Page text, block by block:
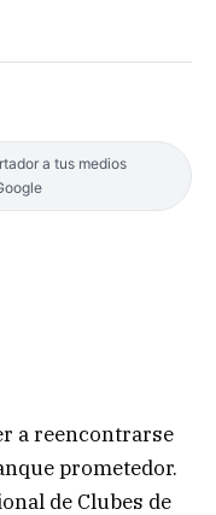
a tus medios
a reencontrarse
prometedor.
de Clubes de